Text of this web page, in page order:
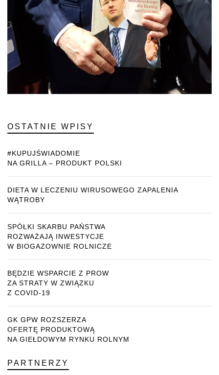
OSTATNIE WPISY
#KUPUJŚWIADOMIE
NA GRILLA – PRODUKT POLSKI
DIETA W LECZENIU WIRUSOWEGO ZAPALENIA
WĄTROBY
SPÓŁKI SKARBU PAŃSTWA
ROZWAŻAJĄ INWESTYCJE
W BIOGAZOWNIE ROLNICZE
BĘDZIE WSPARCIE Z PROW
ZA STRATY W ZWIĄZKU
Z COVID-19
GK GPW ROZSZERZA
OFERTĘ PRODUKTOWĄ
NA GIEŁDOWYM RYNKU ROLNYM
PARTNERZY